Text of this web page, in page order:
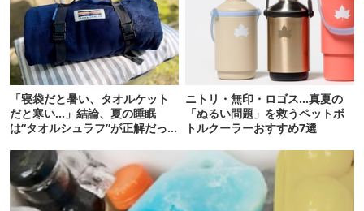
「寝袋だと暑い、タオルケット
だと寒い…」結論、夏の睡眠
は“タオルシュラフ”が正解だっ
ニトリ・無印・ロゴス…真夏の
「ぬるい問題」を救うペットボ
トルクーラーおすすめ7選